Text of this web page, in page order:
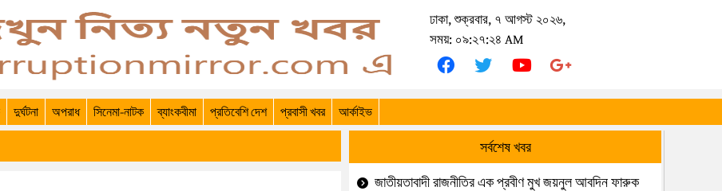
ঢাকা, শুক্রবার, ৭ আগস্ট ২০২৬,
সময়: ০৯:২৭:২৪ AM
দুর্ঘটনা অপরাধ সিনেমা-নাটক ব্যাংকবীমা প্রতিবেশি দেশ প্রবাসী খবর আর্কাইভ
সর্বশেষ খবর
জাতীয়তাবাদী রাজনীতির এক প্রবীণ মুখ জয়নুল আবদিন ফারুক